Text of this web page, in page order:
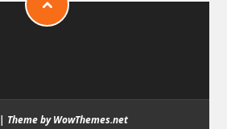
| Theme by WowThemes.net